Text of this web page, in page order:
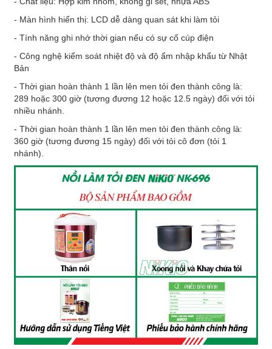
- Màn hình hiển thị: LCD dễ dàng quan sát khi làm tỏi
- Tính năng ghi nhớ thời gian nếu có sự cố cúp điện
- Công nghệ kiểm soát nhiệt độ và độ ẩm nhập khẩu từ Nhật
Bản
- Thời gian hoàn thành 1 lần lên men tỏi đen thành công là:
289 hoặc 300 giờ (tương đương 12 hoặc 12.5 ngày) đối với tỏi
nhiều nhánh.
- Thời gian hoàn thành 1 lần lên men tỏi đen thành công là:
360 giờ (tương đương 15 ngày) đối với tỏi cô đơn (tỏi 1
nhánh).